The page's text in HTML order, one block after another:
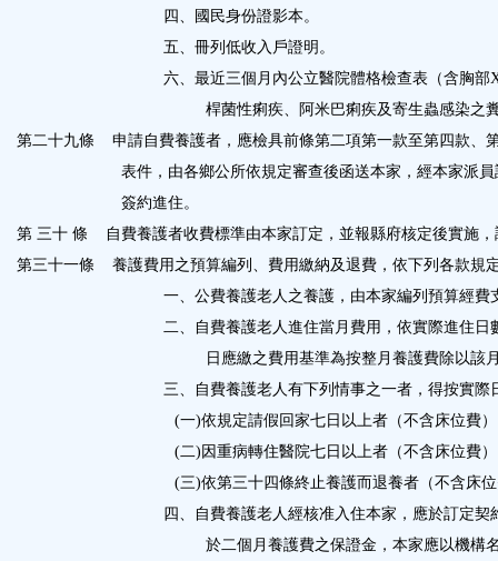
四、國民身份證影本。
五、冊列低收入戶證明。
六、最近三個月內公立醫院體格檢查表（含胸部
桿菌性痢疾、阿米巴痢疾及寄生蟲感染之
第二十九條
申請自費養護者，應檢具前條第二項第一款至第四款、
表件，由各鄉公所依規定審查後函送本家，經本家派
簽約進住。
第 三十 條
自費養護者收費標準由本家訂定，並報縣府核定後實施
第三十一條
養護費用之預算編列、費用繳納及退費，依下列各款規
一、公費養護老人之養護，由本家編列預算經費
二、自費養護老人進住當月費用，依實際進住日
日應繳之費用基準為按整月養護費除以該
三、自費養護老人有下列情事之一者，得按實際
(一)依規定請假回家七日以上者（不含床位費
(二)因重病轉住醫院七日以上者（不含床位費
(三)依第三十四條終止養護而退養者（不含床
四、自費養護老人經核准入住本家，應於訂定契
於二個月養護費之保證金，本家應以機構